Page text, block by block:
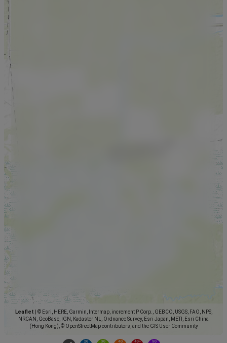
Leaflet
© Esri, HERE, Garmin, Intermap, increment P Corp., GEBCO, USGS, FAO, NPS,
NRCAN, GeoBase, IGN, Kadaster NL, Ordnance Survey, Esri Japan, METI, Esri China
(Hong Kong), © OpenStreetMap contributors, and the GIS User Community